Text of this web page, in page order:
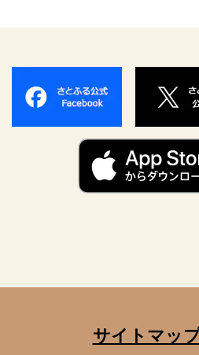
サイトマッ